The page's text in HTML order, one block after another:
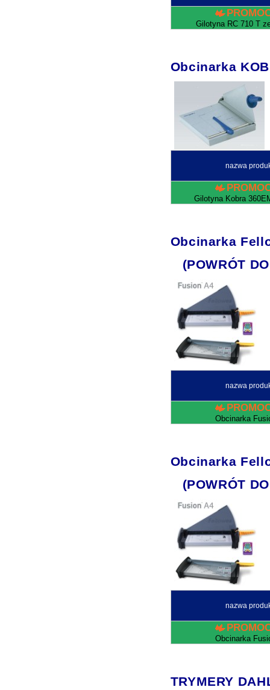
Gilotyna RC 710 T
Obcinarka
nazwa
Gilotyna Kobra
Obcinarka
(POWRÓT
nazwa
Obcinarka
Obcinarka
(POWRÓT
nazwa
Obcinarka
TRYMERY